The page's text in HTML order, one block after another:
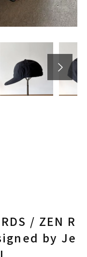
/ ZEN R
by Je